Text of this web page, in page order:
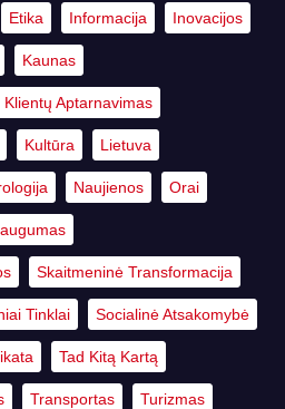
Etika Informacija Inovacijos
Kaunas
Klientų Aptarnavimas
Kultūra Lietuva
Naujienos Orai
Skaitmeninė Transformacija
Tinklai Socialinė Atsakomybė
Tad Kitą Kartą
Transportas Turizmas